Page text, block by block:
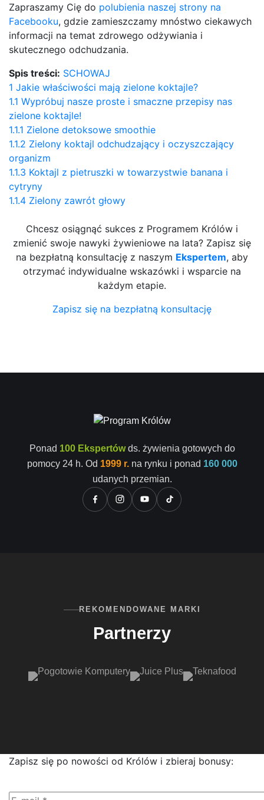
Zapraszamy Cię do polubienia naszej strony na
Facebooku, gdzie zamieszczamy mnóstwo ciekawych
informacji na temat zdrowego odżywiania i
skutecznego odchudzania.
Spis treści: SCHOWAJ
1 Jakie właściwości mają zielone koktajle?
1.1 Wypróbuj nasze proste i smaczne przepisy nas
zielone koktajle!
1.1.1 Zielone detoksowe smoothie
1.1.2 Zielony koktajl odchudzający i oczyszczający
organizm
1.1.3 Koktajl z pietruszki w towarzystwie banana i
cytryny
1.1.4 Zielony zawrót głowy
Chcesz osiągnąć sukces z Programem Królów i
zmienić swoje nawyki żywieniowe na lata? Zapisz się
na bezpłatną konsultację z naszym Ekspertem, aby
otrzymać indywidualne wskazówki i wsparcie na
każdym etapie.
Zapisz się na bezpłatną konsultację
Ponad 100 Ekspertówds. żywienia gotowych do
pomocy 24 h. Od 1999 r.na rynku i ponad 160 000
udanych przemian.
REKOMENDOWANE MARKI
Partnerzy
Zapisz się po nowości od Królów i zbieraj bonusy: